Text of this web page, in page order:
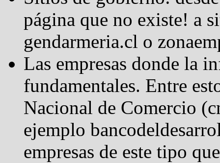
página que no existe! a
gendarmeria.cl o
Las empresas donde la
fundamentales. Entre
Nacional de Comercio
ejemplo
empresas de este tipo